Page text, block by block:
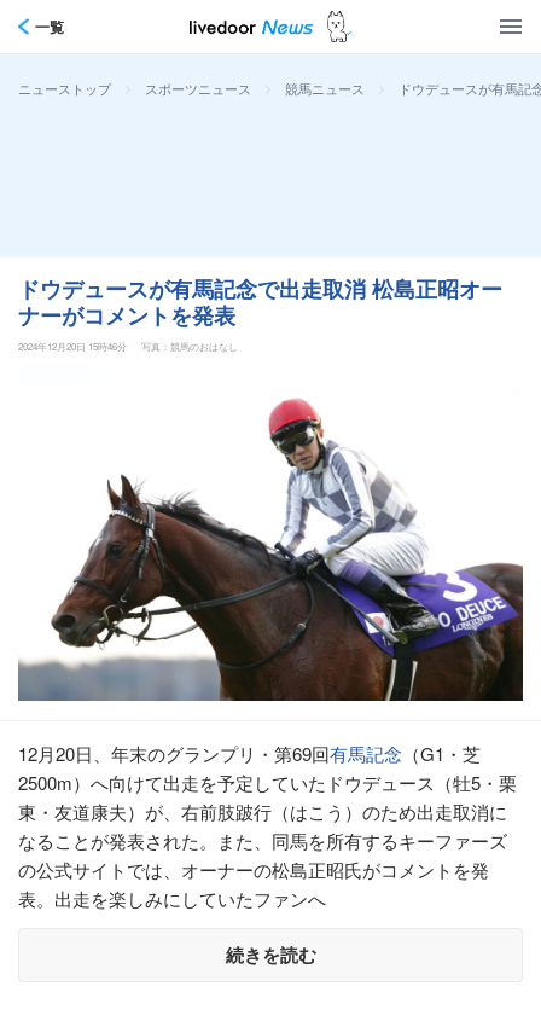
一覧
ニューストップ > スポーツニュース > 競馬ニュース > ドウデュースが有馬記
ドウデュースが有馬記念で出走取消 松島正昭オー
ナーがコメントを発表
2024年12月20日 15時46分 写真：競馬のおはなし
12月20日、年末のグランプリ・第69回有馬記念 （G1・芝
2500m）へ向けて出走を予定していたドウデュース（牡5・栗
東・友道康夫）が、右前肢跛行（はこう）のため出走取消に
なることが発表された。また、同馬を所有するキーファーズ
の公式サイトでは、オーナーの松島正昭氏がコメントを発
表。出走を楽しみにしていたファンへ
続きを読む